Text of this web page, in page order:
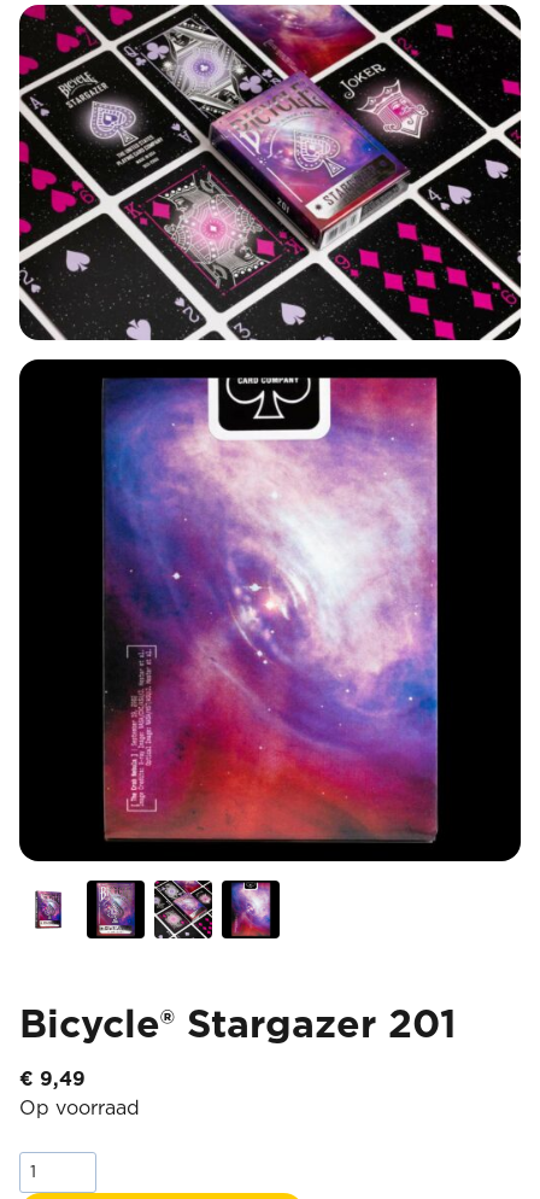
Bicycle® Stargazer 201
€ 9,49
Op voorraad
Bicycle®
Stargazer